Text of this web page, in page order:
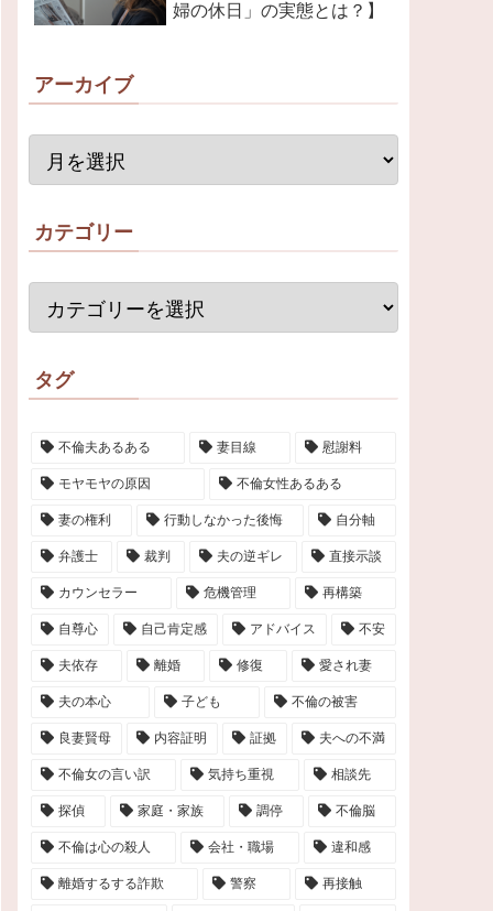
婦の休日」の実態とは？】
アーカイブ
カテゴリー
タグ
不倫夫あるある 妻目線 慰謝料
モヤモヤの原因 不倫女性あるある
妻の権利 行動しなかった後悔 自分軸
弁護士 裁判 夫の逆ギレ 直接示談
カウンセラー 危機管理 再構築
自尊心 自己肯定感 アドバイス 不安
夫依存 離婚 修復 愛され妻
夫の本心 子ども 不倫の被害
良妻賢母 内容証明 証拠 夫への不満
不倫女の言い訳 気持ち重視 相談先
探偵 家庭・家族 調停 不倫脳
不倫は心の殺人 会社・職場 違和感
離婚するする詐欺 警察 再接触